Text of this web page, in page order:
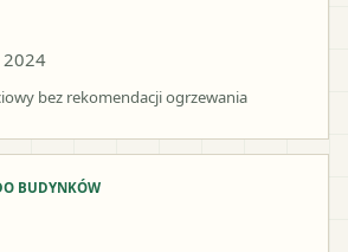
2024
bez rekomendacji ogrzewania
BUDYNKÓW